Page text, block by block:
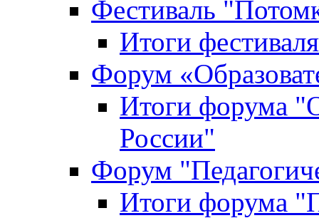
Фестиваль
Итоги
Форум
Итоги форума
России"
Форум
Итоги форума